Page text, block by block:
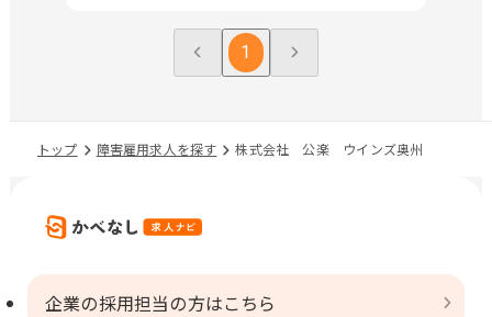
1
トップ 障害雇用求人を探す 株式会社 公楽 ウインズ奥州
企業の採用担当の方はこちら